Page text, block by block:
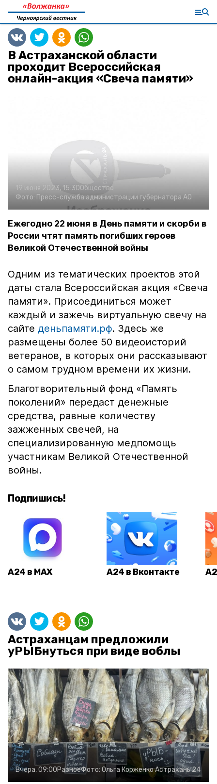
В Астраханской области
проходит Всероссийская
онлайн-акция «Свеча памяти»
19 июня 2023, 15:30Общество
Фото: Пресс-служба администрации губернатора АО
Ежегодно 22 июня в День памяти и скорби в
России чтят память погибших героев
Великой Отечественной войны
Одним из тематических проектов этой
даты стала Всероссийская акция «Свеча
памяти». Присоединиться может
каждый и зажечь виртуальную свечу на
сайте деньпамяти.рф. Здесь же
размещены более 50 видеоисторий
ветеранов, в которых они рассказывают
о самом трудном времени их жизни.
Благотворительный фонд «Память
поколений» передаст денежные
средства, равные количеству
зажженных свечей, на
специализированную медпомощь
участникам Великой Отечественной
войны.
Подпишись!
А24 в MAX А24 в Вконтакте
Астраханцам предложили
уРЫБнуться при виде воблы
Вчера, 09:00РазноеФото: Ольга КорженкоАстрахань 24